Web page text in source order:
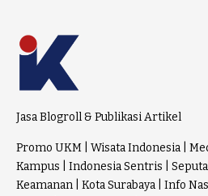
Jasa Blogroll & Publikasi Artikel
Promo UKM Wisata Indonesia
Kampus
Indonesia Sentris
Keamanan
Kota Surabaya Info